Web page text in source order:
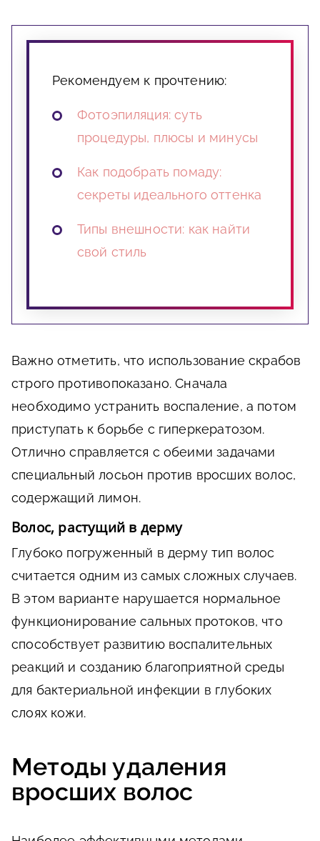
Рекомендуем к прочтению:
Фотоэпиляция: суть
процедуры, плюсы и минусы
Как подобрать помаду:
секреты идеального оттенка
Типы внешности: как найти
свой стиль
Важно отметить, что использование скрабов
строго противопоказано. Сначала
необходимо устранить воспаление, а потом
приступать к борьбе с гиперкератозом.
Отлично справляется с обеими задачами
специальный лосьон против вросших волос,
содержащий лимон.
Волос, растущий в дерму
Глубоко погруженный в дерму тип волос
считается одним из самых сложных случаев.
В этом варианте нарушается нормальное
функционирование сальных протоков, что
способствует развитию воспалительных
реакций и созданию благоприятной среды
для бактериальной инфекции в глубоких
слоях кожи.
Методы удаления
вросших волос